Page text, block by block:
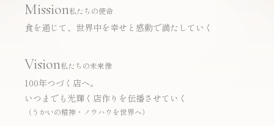
Mission私たちの使命
食を通じて、世界中を幸せと感動で満たしていく
Vision私たちの未来像
100年つづく店へ。
いつまでも光輝く店作りを伝播させていく
（うかいの精神・ノウハウを世界へ）